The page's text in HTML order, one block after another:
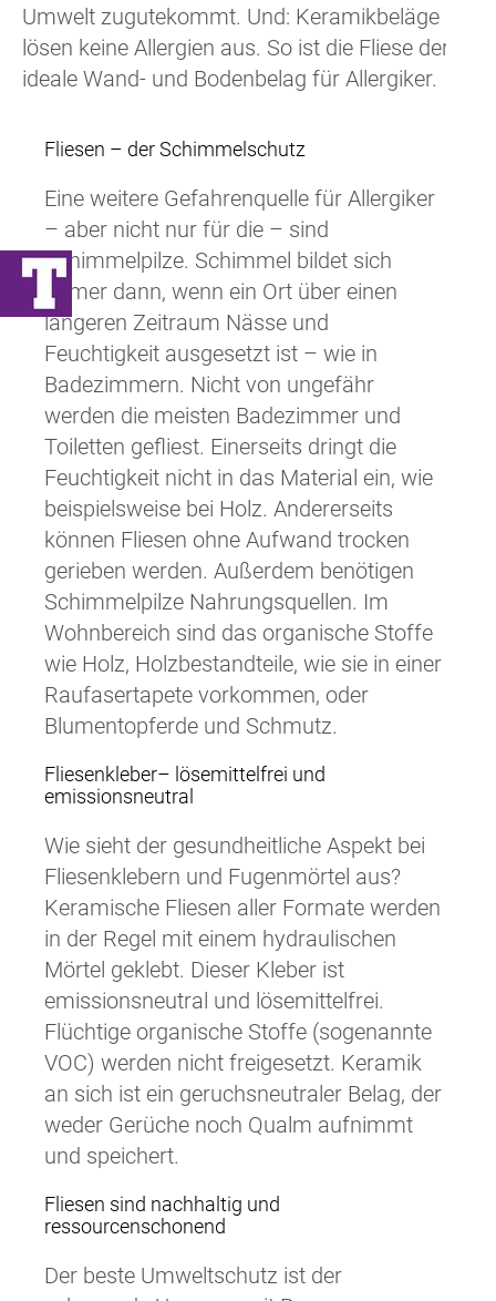
Umwelt zugutekommt. Und: Keramikbeläge
lösen keine Allergien aus. So ist die Fliese der
ideale Wand- und Bodenbelag für Allergiker.
Fliesen – der Schimmelschutz
Eine weitere Gefahrenquelle für Allergiker
– aber nicht nur für die – sind
Schimmelpilze. Schimmel bildet sich
immer dann, wenn ein Ort über einen
längeren Zeitraum Nässe und
Feuchtigkeit ausgesetzt ist – wie in
Badezimmern. Nicht von ungefähr
werden die meisten Badezimmer und
Toiletten gefliest. Einerseits dringt die
Feuchtigkeit nicht in das Material ein, wie
beispielsweise bei Holz. Andererseits
können Fliesen ohne Aufwand trocken
gerieben werden. Außerdem benötigen
Schimmelpilze Nahrungsquellen. Im
Wohnbereich sind das organische Stoffe
wie Holz, Holzbestandteile, wie sie in einer
Raufasertapete vorkommen, oder
Blumentopferde und Schmutz.
Fliesenkleber– lösemittelfrei und
emissionsneutral
Wie sieht der gesundheitliche Aspekt bei
Fliesenklebern und Fugenmörtel aus?
Keramische Fliesen aller Formate werden
in der Regel mit einem hydraulischen
Mörtel geklebt. Dieser Kleber ist
emissionsneutral und lösemittelfrei.
Flüchtige organische Stoffe (sogenannte
VOC) werden nicht freigesetzt. Keramik
an sich ist ein geruchsneutraler Belag, der
weder Gerüche noch Qualm aufnimmt
und speichert.
Fliesen sind nachhaltig und
ressourcenschonend
Der beste Umweltschutz ist der